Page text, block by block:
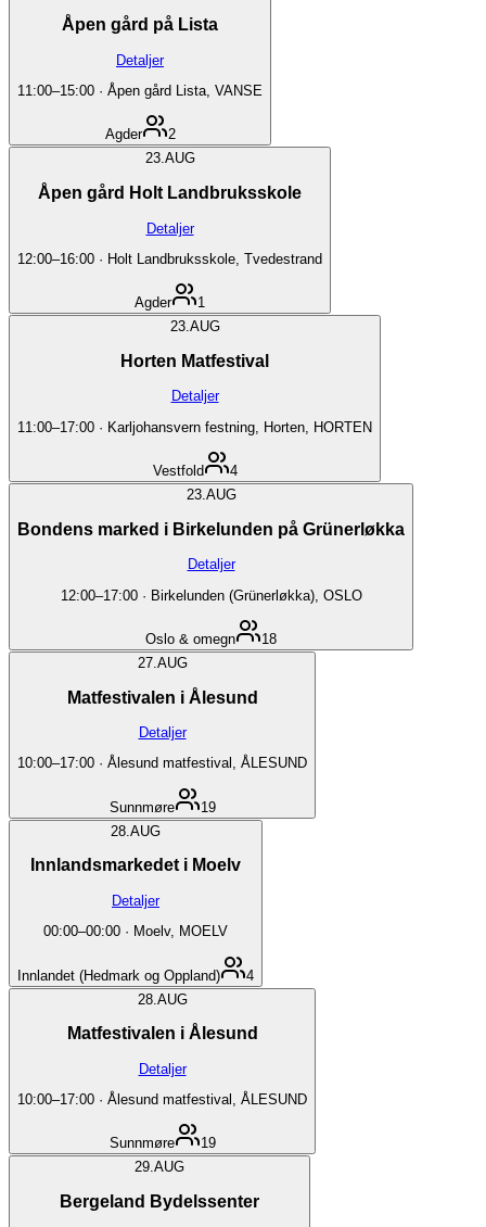
Åpen gård på Lista
Detaljer
11:00–15:00 · Åpen gård Lista, VANSE
Agder
2
23.AUG
Åpen gård Holt Landbruksskole
Detaljer
12:00–16:00 · Holt Landbruksskole, Tvedestrand
Agder
1
23.AUG
Horten Matfestival
Detaljer
11:00–17:00 · Karljohansvern festning, Horten, HORTEN
Vestfold
4
23.AUG
Bondens marked i Birkelunden på Grünerløkka
Detaljer
12:00–17:00· Birkelunden (Grünerløkka), OSLO
Oslo & omegn
18
27. AUG
Matfestivalen i Ålesund
Detaljer
10:00–17:00 · Ålesund matfestival, ÅLESUND
Sunnmøre
19
28. AUG
Innlandsmarkedet i Moelv
Detaljer
00:00–00:00 · Moelv, MOELV
Innlandet (Hedmark og Oppland)
4
28. AUG
Matfestivalen i Ålesund
Detaljer
10:00–17:00 · Ålesund matfestival, ÅLESUND
Sunnmøre
19
29.AUG
Bergeland Bydelssenter